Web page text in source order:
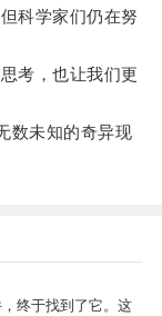
科学家们仍在努
考，也让我们更
未知的奇异现
终于找到了它。这